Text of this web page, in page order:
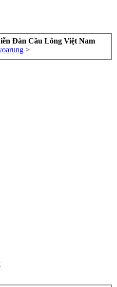
Đàn Cầu Lông Việt Nam
>